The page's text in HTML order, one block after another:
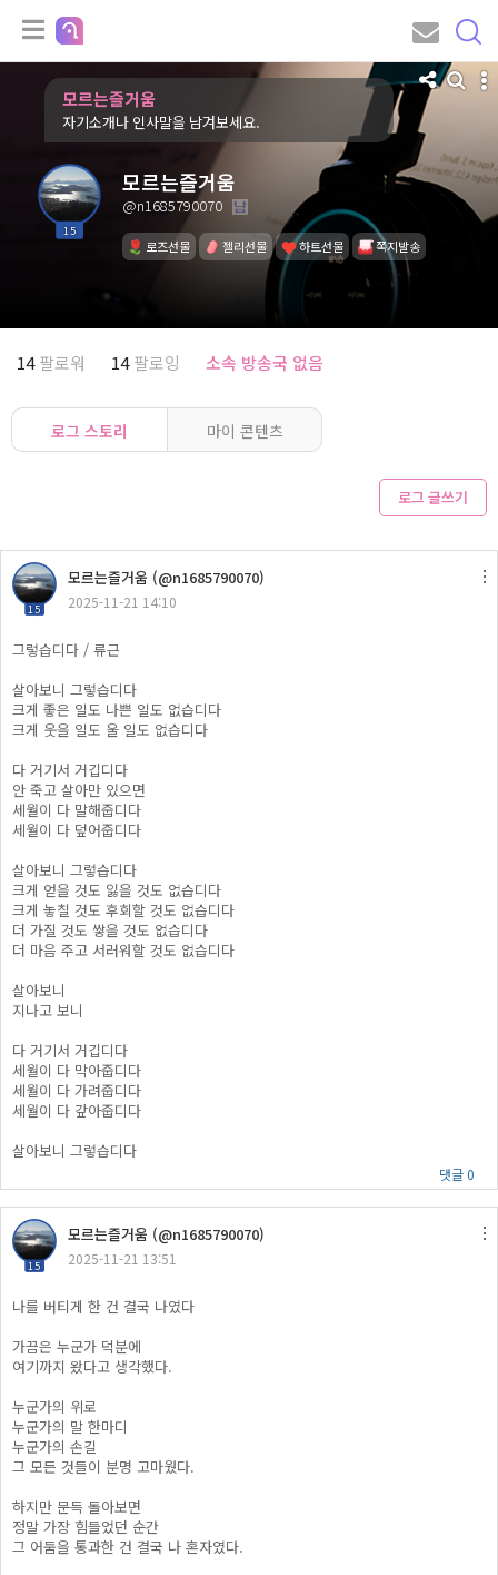
모르는즐거움
자기소개나 인사말을 남겨보세요.
15
모르는즐거움
@n1685790070
로즈선물 젤리선물 하트선물 쪽지발송
14팔로워 14팔로잉 소속 방송국 없음
로그 스토리 마이 콘텐츠
로그 글쓰기
15
모르는즐거움 (@n1685790070)
2025-11-21 14:10
그렇습디다 / 류근
​살아보니 그렇습디다
크게 좋은 일도 나쁜 일도 없습디다
크게 웃을 일도 울 일도 없습디다
​다 거기서 거깁디다
안 죽고 살아만 있으면
세월이 다 말해줍디다
세월이 다 덮어줍디다
​살아보니 그렇습디다
크게 얻을 것도 잃을 것도 없습디다
크게 놓칠 것도 후회할 것도 없습디다
더 가질 것도 쌓을 것도 없습디다
더 마음 주고 서러워할 것도 없습디다
살아보니
지나고 보니
​다 거기서 거깁디다
세월이 다 막아줍디다
세월이 다 가려줍디다
세월이 다 갚아줍디다
​살아보니 그렇습디다
댓글 0
15
모르는즐거움 (@n1685790070)
2025-11-21 13:51
나를 버티게 한 건 결국 나였다
가끔은 누군가 덕분에
여기까지 왔다고 생각했다.
누군가의 위로
누군가의 말 한마디
누군가의 손길
그 모든 것들이 분명 고마웠다.
하지만 문득 돌아보면
정말 가장 힘들었던 순간
그 어둠을 통과한 건 결국 나 혼자였다.